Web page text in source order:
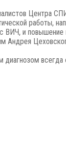
Центра
работы,
ВИЧ, и повышение
Андрея
всегда